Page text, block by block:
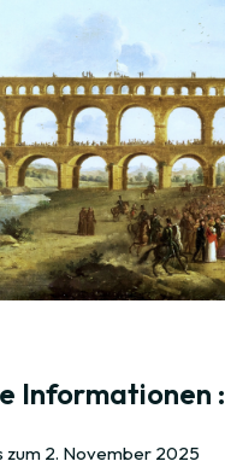
Informationen :
zum 2. November 2025